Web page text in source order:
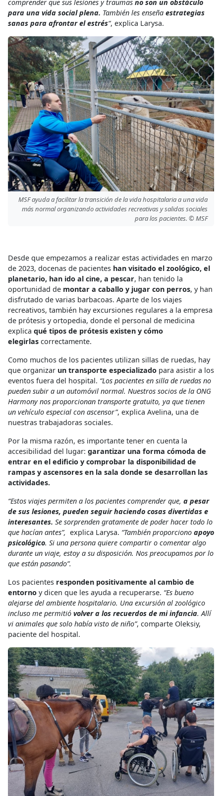
comprender que sus lesiones y traumas no son un obstáculo
para una vida social plena. También les enseña estrategias
sanas para afrontar el estrés“, explica Larysa.
MSF ayuda a facilitar la transición de la vida hospitalaria a una vida
más normal organizando actividades recreativas y salidas sociales
para los pacientes. © MSF
Desde que empezamos a realizar estas actividades en marzo
de 2023, docenas de pacientes han visitado el zoológico, el
planetario, han ido al cine, a pescar, han tenido la
oportunidad de montar a caballo y jugar con perros, y han
disfrutado de varias barbacoas. Aparte de los viajes
recreativos, también hay excursiones regulares a la empresa
de prótesis y ortopedia, donde el personal de medicina
explica qué tipos de prótesis existen y cómo
elegirlas correctamente.
Como muchos de los pacientes utilizan sillas de ruedas, hay
que organizar un transporte especializado para asistir a los
eventos fuera del hospital. “Los pacientes en silla de ruedas no
pueden subir a un automóvil normal. Nuestros socios de la ONG
Harmony nos proporcionan transporte gratuito, ya que tienen
un vehículo especial con ascensor”, explica Avelina, una de
nuestras trabajadoras sociales.
Por la misma razón, es importante tener en cuenta la
accesibilidad del lugar: garantizar una forma cómoda de
entrar en el edificio y comprobar la disponibilidad de
rampas y ascensores en la sala donde se desarrollan las
actividades.
“Estos viajes permiten a los pacientes comprender que, a pesar
de sus lesiones, pueden seguir haciendo cosas divertidas e
interesantes. Se sorprenden gratamente de poder hacer todo lo
que hacían antes”, explica Larysa. “También proporciono apoyo
psicológico. Si una persona quiere compartir o comentar algo
durante un viaje, estoy a su disposición. Nos preocupamos por lo
que están pasando”.
Los pacientes responden positivamente al cambio de
entorno y dicen que les ayuda a recuperarse. “Es bueno
alejarse del ambiente hospitalario. Una excursión al zoológico
incluso me permitió volver a los recuerdos de mi infancia. Allí
vi animales que solo había visto de niño”, comparte Oleksiy,
paciente del hospital.